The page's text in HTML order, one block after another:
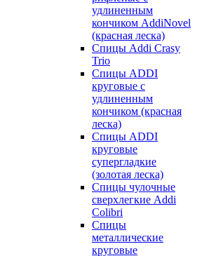
удлиненным
кончиком AddiNovel
(красная леска)
Спицы Addi Crasy
Trio
Спицы ADDI
круговые с
удлиненным
кончиком (красная
леска)
Спицы ADDI
круговые
супергладкие
(золотая леска)
Спицы чулочные
сверхлегкие Addi
Colibri
Спицы
металлические
круговые